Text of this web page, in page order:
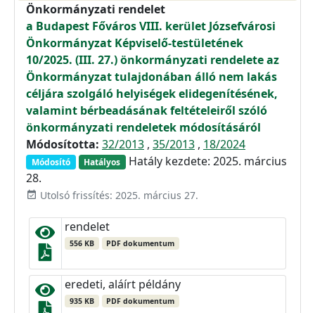
Önkormányzati rendelet
a Budapest Főváros VIII. kerület Józsefvárosi
Önkormányzat Képviselő-testületének
10/2025. (III. 27.) önkormányzati rendelete az
Önkormányzat tulajdonában álló nem lakás
céljára szolgáló helyiségek elidegenítésének,
valamint bérbeadásának feltételeiről szóló
önkormányzati rendeletek módosításáról
Módosította: 32/2013 , 35/2013 , 18/2024
Módosító Hatályos
Hatály kezdete: 2025. március
28.
event_available Utolsó frissítés: 2025. március 27.
rendelet
556 KB PDF dokumentum
eredeti, aláírt példány
935 KB PDF dokumentum